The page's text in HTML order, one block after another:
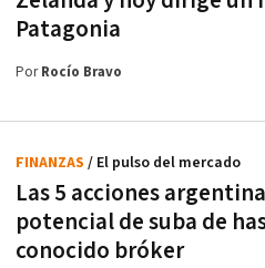
Patagonia
PorRocío Bravo
Las 5 acciones
potencial de suba de
conocido bróker
FINANZAS / El pulso del mercado